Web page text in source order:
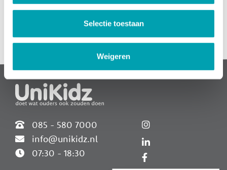
Selectie toestaan
Weigeren
Bekijk rapport BSO
085 - 580 7000
info@unikidz.nl
07:30 - 18:30